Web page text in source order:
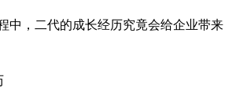
中，二代的成长经历究竟会给企业带来